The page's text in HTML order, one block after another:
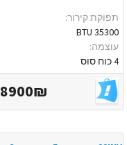
תפוקת קירור:
35300 BTU
עוצמה:
4 כוח סוס
8900₪